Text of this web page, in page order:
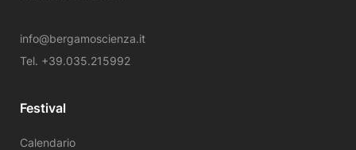
info@bergamoscienza.it
Tel. +39.035.215992
Festival
Calendario